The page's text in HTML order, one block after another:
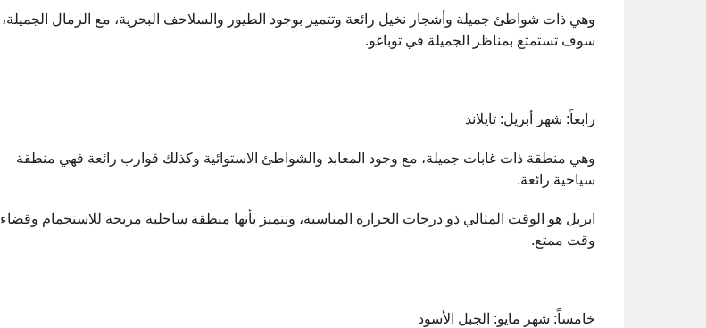
وهي ذات شواطئ جميلة وأشجار نخيل رائعة وتتميز بوجود الطيور والسلاحف البحرية، مع الرمال الجميلة،
سوف تستمتع بمناظر الجميلة في توباغو.
رابعاً: شهر أبريل: تايلاند
وهي منطقة ذات غابات جميلة، مع وجود المعابد والشواطئ الاستوائية وكذلك قوارب رائعة فهي منطقة
سياحية رائعة.
ابريل هو الوقت المثالي ذو درجات الحرارة المناسبة، وتتميز بأنها منطقة ساحلية مريحة للاستجمام وقضاء
وقت ممتع.
خامساً: شهر مايو: الجبل الأسود